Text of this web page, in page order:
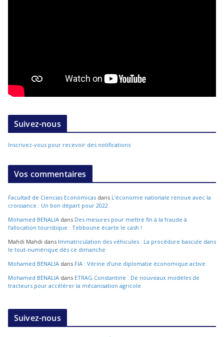
Suivez-nous
Inscrivez-vous pour recevoir des notifications
Vos commentaires
Facultad de Ciencias Económicas dans L’économie nationale renoue avec la
croissance : Un bon départ pour 2022
Mohamed BENALIA dans Des mesures pour mettre fin à la fraude à
l’allocation touristique : Tebboune écarte le cash !
Mahdi Mahdi dans Immatriculation des véhicules : La procédure bascule dans
le tout-numérique dès ce dimanche
Mohamed BENALIA dans FIA : Vitrine d’une diplomatie économique active
Mohamed BENALIA dans ETRAG Constantine : De nouveaux modèles de
tracteurs pour accélérer la mécanisation agricole
Suivez-nous